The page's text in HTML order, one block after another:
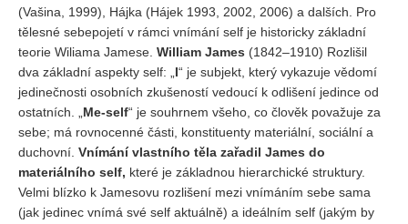
(Vašina, 1999), Hájka (Hájek 1993, 2002, 2006) a dalších. Pro
tělesné sebepojetí v rámci vnímání self je historicky základní
teorie Wiliama Jamese. William James (1842–1910) Rozlišil
dva základní aspekty self: „ I“ je subjekt, který vykazuje vědomí
jedinečnosti osobních zkušeností vedoucí k odlišení jedince od
ostatních. „ Me-self“ je souhrnem všeho, co člověk považuje za
sebe; má rovnocenné části, konstituenty materiální, sociální a
duchovní. Vnímání vlastního těla zařadil James do
materiálního self, které je základnou hierarchické struktury.
Velmi blízko k Jamesovu rozlišení mezi vnímáním sebe sama
(jak jedinec vnímá své self aktuálně) a ideálním self (jakým by